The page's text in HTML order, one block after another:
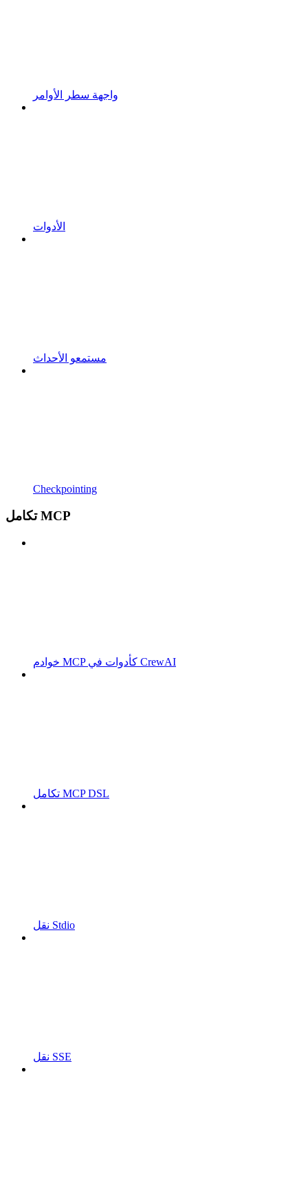
واجهة سطر الأوامر
الأدوات
مستمعو الأحداث
Checkpointing
تكامل MCP
خوادم MCP كأدوات في CrewAI
تكامل MCP DSL
نقل Stdio
نقل SSE